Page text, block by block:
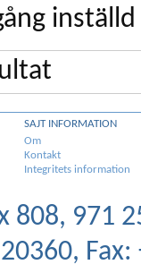
SAJT INFORMATION
Om
Kontakt
Integritets information
808, 971